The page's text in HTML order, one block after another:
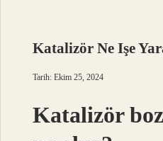
Katalizör Ne Işe
Tarih: Ekim 25, 2024
Katalizör